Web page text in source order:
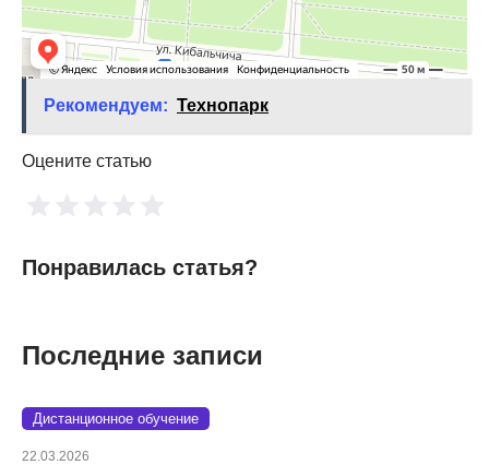
Рекомендуем: Технопарк
Оцените статью
Понравилась статья?
Последние записи
Дистанционное обучение
22.03.2026